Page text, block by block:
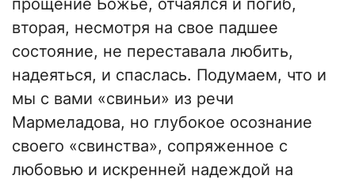
прощение Божье, отчаялся и погиб,
вторая, несмотря на свое падшее
состояние, не переставала любить,
надеяться, и спаслась. Подумаем, что и
мы с вами «свиньи» из речи
Мармеладова, но глубокое осознание
своего «свинства», сопряженное с
любовью и искренней надеждой на